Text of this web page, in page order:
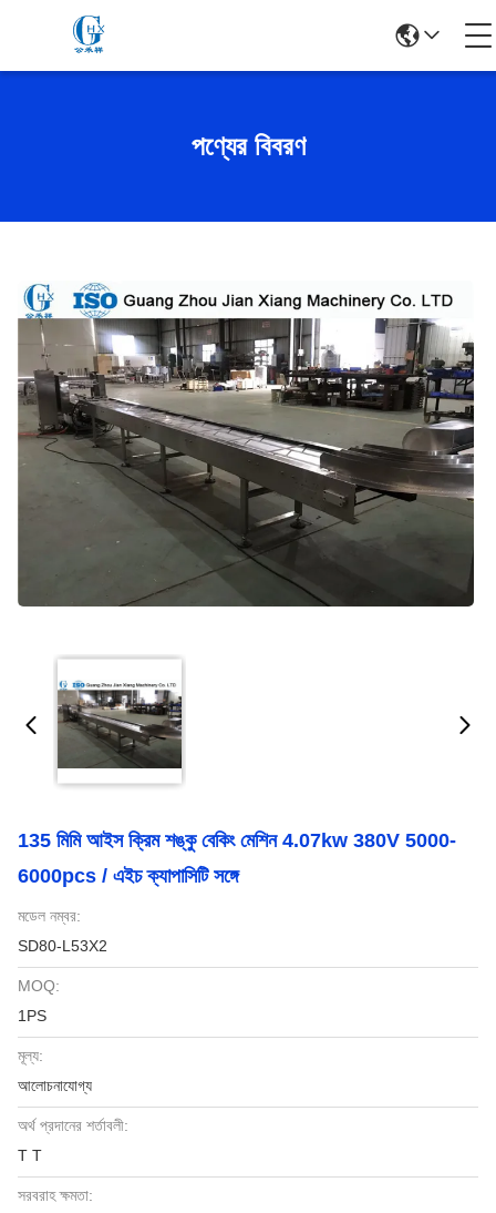
পণ্যের বিবরণ
135 মিমি আইস ক্রিম শঙ্কু বেকিং মেশিন 4.07kw 380V 5000-
6000pcs / এইচ ক্যাপাসিটি সঙ্গে
মডেল নম্বর:
SD80-L53X2
MOQ:
1PS
মূল্য:
আলোচনাযোগ্য
অর্থ প্রদানের শর্তাবলী:
T T
সরবরাহ ক্ষমতা: